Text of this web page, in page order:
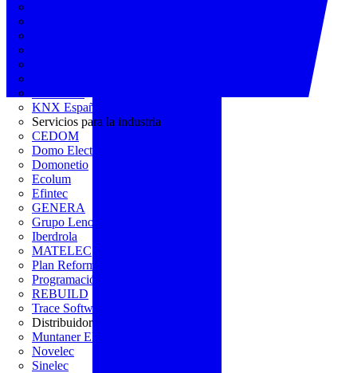
KNX España
Servicios para la industria
CEDOM
Domo Electra
Domonetio
Ecolum
Efintec
GENERA
Grupo Lenor
Iberdrola
MATELEC
Plan Reforma
Programación Integral
REBUILD
Trace Software
Distribuidor
Muntaner Electro
Novelec
Sinelec